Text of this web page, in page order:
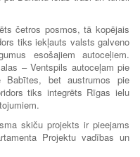
četros posmos, tā kopējais
tiks iekļauts valsts galveno
esošajiem autoceļiem.
– Ventspils autoceļam pie
Babītes, bet austrumos pie
tiks integrēts Rīgas ielu
skiču projekts ir pieejams
Projektu vadības un